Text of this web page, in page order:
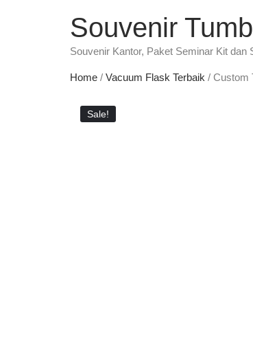
Souvenir
Souvenir Kantor, Paket Seminar Kit dan
Home / Vacuum Flask Terbaik / Custom
Sale!